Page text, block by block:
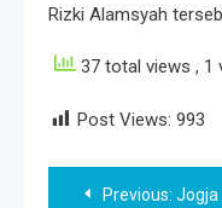
Rizki Alamsyah
37 total views , 1
Post Views: 993
PostPrevious: Jogja